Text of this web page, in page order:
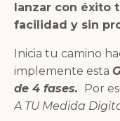
lanzar con éxito
facilidad y sin
Inicia tu camino
implemente esta
de 4 fases.
Por
A TU Medida